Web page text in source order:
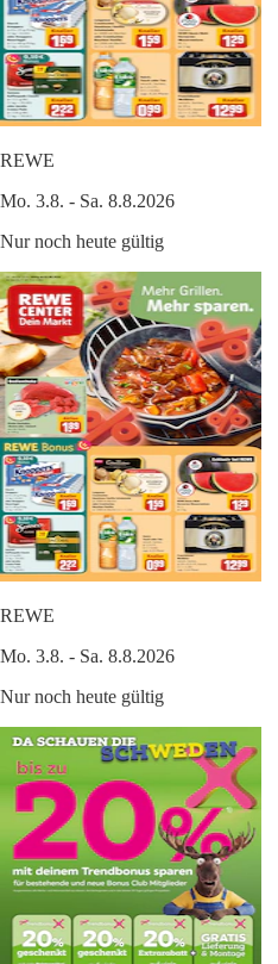
REWE
Mo. 3.8. - Sa. 8.8.2026
Nur noch heute gültig
REWE
Mo. 3.8. - Sa. 8.8.2026
Nur noch heute gültig